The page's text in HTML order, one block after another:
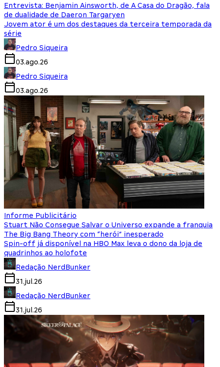
Entrevista: Benjamin Ainsworth, de A Casa do Dragão, fala
de dualidade de Daeron Targaryen
Jovem ator é um dos destaques da terceira temporada da
série
Pedro Siqueira
03.ago.26
Pedro Siqueira
03.ago.26
Informe Publicitário
Stuart Não Consegue Salvar o Universo expande a franquia
The Big Bang Theory com “herói” inesperado
Spin-off já disponível na HBO Max leva o dono da loja de
quadrinhos ao holofote
Redação NerdBunker
31.jul.26
Redação NerdBunker
31.jul.26